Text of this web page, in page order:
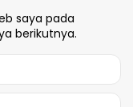
saya pada
berikutnya.